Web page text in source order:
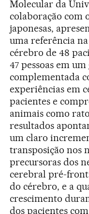
Molecular da
colaboração com
japonesas,
uma referência
cérebro de 48
47 pessoas em
complementada
experiências em
pacientes e
animais como
resultados
um claro
transposição nos
precursoras dos
cerebral pré-
do cérebro, e a
crescimento
dos pacientes